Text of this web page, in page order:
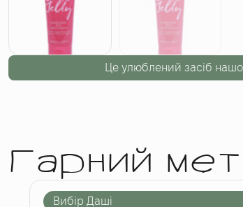
Це улюблений засіб
Гарний
Вибір Даші